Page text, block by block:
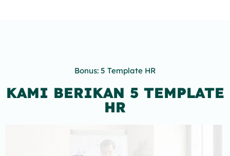
Bonus: 5 Template HR
KAMI BERIKAN 5 TEMPLATE
HR